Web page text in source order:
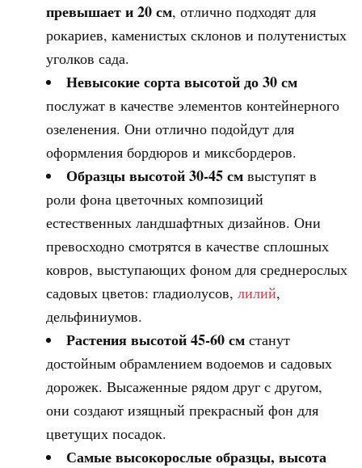
превышает и 20 см, отлично подходят для
рокариев, каменистых склонов и полутенистых
уголков сада.
Невысокие сорта высотой до 30 см
послужат в качестве элементов контейнерного
озеленения. Они отлично подойдут для
оформления бордюров и миксбордеров.
Образцы высотой 30-45 см выступят в
роли фона цветочных композиций
естественных ландшафтных дизайнов. Они
превосходно смотрятся в качестве сплошных
ковров, выступающих фоном для среднерослых
садовых цветов: гладиолусов, лилий,
дельфиниумов.
Растения высотой 45-60 см станут
достойным обрамлением водоемов и садовых
дорожек. Высаженные рядом друг с другом,
они создают изящный прекрасный фон для
цветущих посадок.
Самые высокорослые образцы, высота